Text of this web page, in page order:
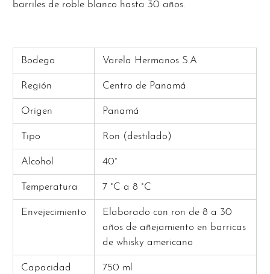
barriles de roble blanco hasta 30 años.
Bodega Varela Hermanos S.A
Región Centro de Panamá
Origen Panamá
Tipo Ron (destilado)
Alcohol 40°
Temperatura 7 °C a 8 °C
Envejecimiento
Elaborado con ron de 8 a 30
años de añejamiento en barricas
de whisky americano
Capacidad 750 ml